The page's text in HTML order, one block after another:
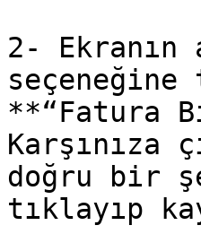
2- Ekranın
**“Fatura
Karşınıza
doğru bir
tıklayıp